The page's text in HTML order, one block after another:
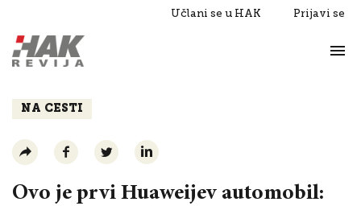
Učlani se u HAK Prijavi se
Razgovori
NA CESTI
Ovo je prvi Huaweijev automobil: